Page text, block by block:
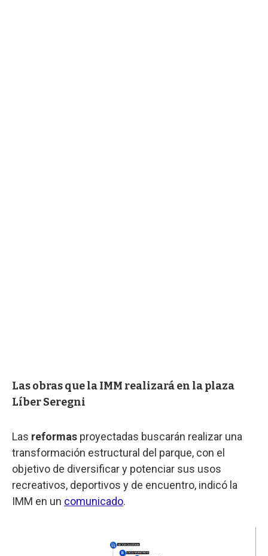
Las obras que la IMM realizará en la plaza
Líber Seregni
Las reformas proyectadas buscarán realizar una
transformación estructural del parque, con el
objetivo de diversificar y potenciar sus usos
recreativos, deportivos y de encuentro, indicó la
IMM en un comunicado.